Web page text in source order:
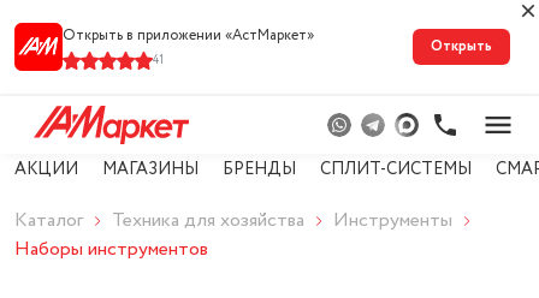
Открыть в приложении «АстМарке‪т‬»
41
Открыть
АКЦИИ МАГАЗИНЫ БРЕНДЫ СПЛИТ-СИСТЕМЫ
Каталог Техника для хозяйства
Инструменты
Наборы инструментов